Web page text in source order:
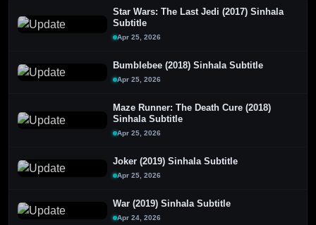
Star Wars: The Last Jedi (2017) Sinhala
Subtitle
Apr 25, 2026
Bumblebee (2018) Sinhala Subtitle
Apr 25, 2026
Maze Runner: The Death Cure (2018)
Sinhala Subtitle
Apr 25, 2026
Joker (2019) Sinhala Subtitle
Apr 25, 2026
War (2019) Sinhala Subtitle
Apr 24, 2026